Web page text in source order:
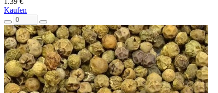
Kaufen